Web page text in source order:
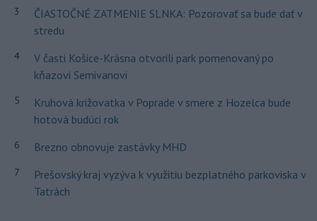
3
ČIASTOČNÉ ZATMENIE SLNKA: Pozorovať sa bude dať v
stredu
4
V časti Košice-Krásna otvorili park pomenovaný po
kňazovi Semivanovi
5
Kruhová križovatka v Poprade v smere z Hozelca bude
hotová budúci rok
6 Brezno obnovuje zastávky MHD
7
Prešovský kraj vyzýva k využitiu bezplatného parkoviska v
Tatrách